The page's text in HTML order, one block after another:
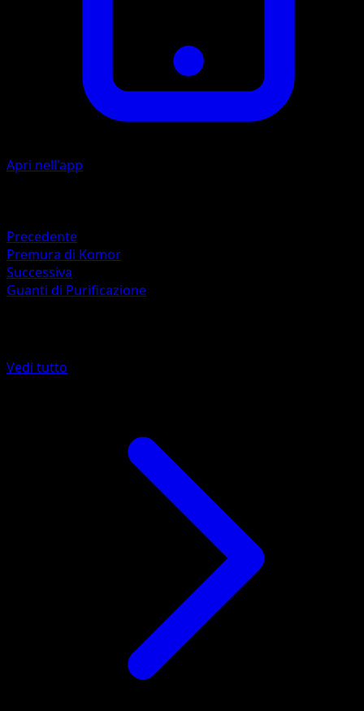
Apri nell'app
Precedente
Premura di Komor
Successiva
Guanti di Purificazione
Vedi tutto